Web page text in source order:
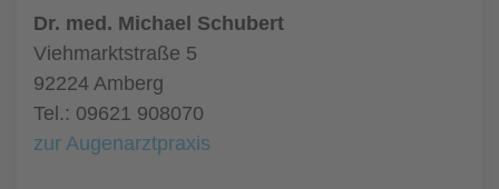
Dr. med. Michael Schubert
Viehmarktstraße 5
92224 Amberg
Tel.: 09621 908070
zur Augenarztpraxis